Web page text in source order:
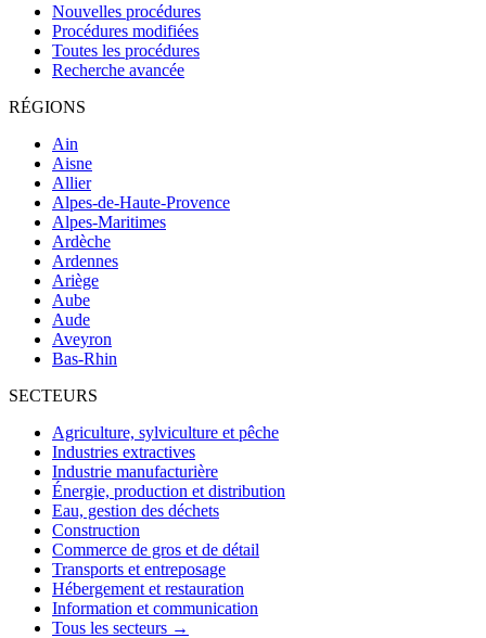
Nouvelles procédures
Procédures modifiées
Toutes les procédures
Recherche avancée
RÉGIONS
Ain
Aisne
Allier
Alpes-de-Haute-Provence
Alpes-Maritimes
Ardèche
Ardennes
Ariège
Aube
Aude
Aveyron
Bas-Rhin
SECTEURS
Agriculture, sylviculture et pêche
Industries extractives
Industrie manufacturière
Énergie, production et distribution
Eau, gestion des déchets
Construction
Commerce de gros et de détail
Transports et entreposage
Hébergement et restauration
Information et communication
Tous les secteurs →